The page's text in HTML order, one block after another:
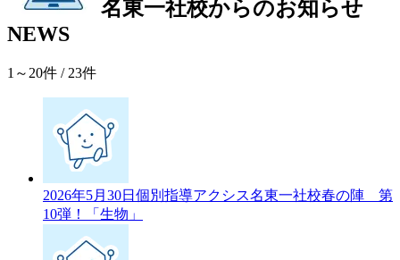
名東一社校からのお知らせ
NEWS
1～20件 / 23件
2026年5月30日 個別指導アクシス名東一社校春の陣 第
10弾！「生物」